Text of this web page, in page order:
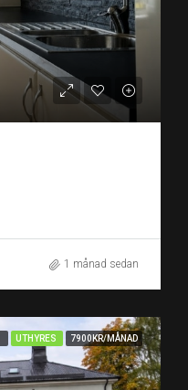
1 månad sedan
UTHYRES 7900KR/MÅNAD